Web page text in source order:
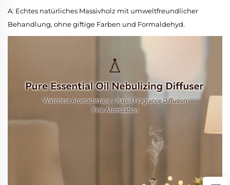
A: Echtes natürliches Massivholz mit umweltfreundlicher
Behandlung, ohne giftige Farben und Formaldehyd.